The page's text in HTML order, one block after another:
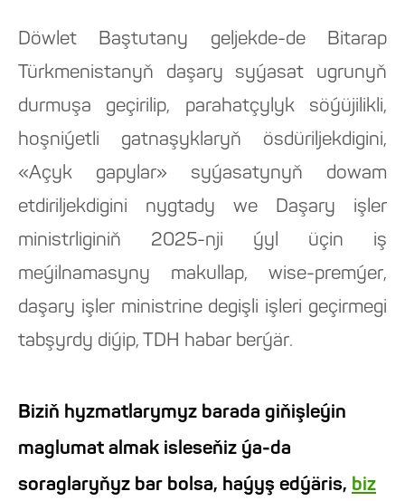
Döwlet Baştutany geljekde-de Bitarap
Türkmenistanyň daşary syýasat ugrunyň
durmuşa geçirilip, parahatçylyk söýüjilikli,
hoşniýetli gatnaşyklaryň ösdüriljekdigini,
«Açyk gapylar» syýasatynyň dowam
etdiriljekdigini nygtady we Daşary işler
ministrliginiň 2025-nji ýyl üçin iş
meýilnamasyny makullap, wise-premýer,
daşary işler ministrine degişli işleri geçirmegi
tabşyrdy diýip, TDH habar berýär.
Biziň hyzmatlarymyz barada giňişleýin
maglumat almak isleseňiz ýa-da
soraglaryňyz bar bolsa, haýyş edýäris, biz